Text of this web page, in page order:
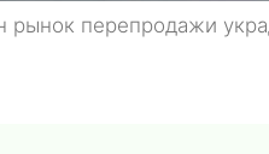
рынок перепродажи